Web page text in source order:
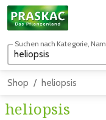
Shop heliopsis
heliopsis